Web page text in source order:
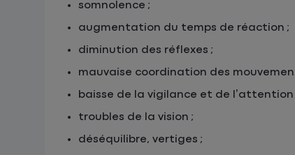
somnolence ;
augmentation du temps de réaction ;
diminution des réflexes ;
mauvaise coordination des
baisse de la vigilance et de l’attention
troubles de la vision ;
déséquilibre, vertiges ;